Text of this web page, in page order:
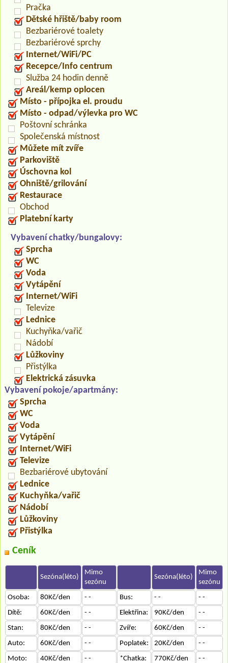
Pračka
Dětské hřiště/baby room
Bezbariérové toalety
Bezbariérové sprchy
Internet/WiFi/PC
Recepce/Info centrum
Služba 24 hodin denně
Areál/kemp oplocen
Místo - přípojka el. proudu
Místo - odpad/výlevka pro WC
Poštovní schránka
Společenská místnost
Můžete mít zvíře
Parkoviště
Úschovna kol
Ohniště/grilování
Restaurace
Obchod
Platební karty
Vybavení chatky/bungalovy:
Sprcha
WC
Voda
Vytápění
Internet/WiFi
Televize
Lednice
Kuchyňka/vařič
Nádobí
Lůžkoviny
Přistýlka
Elektrická zásuvka
Vybavení pokoje/apartmány:
Sprcha
WC
Voda
Vytápění
Internet/WiFi
Televize
Bezbariérové ubytování
Lednice
Kuchyňka/vařič
Nádobí
Lůžkoviny
Přistýlka
Ceník
Sezóna(léto)
Mimo
sezónu
Sezóna(léto)
Mimo
sezónu
Osoba:
80Kč/den - - Bus: - -
- -
Dítě:
60Kč/den - - Elektřina: 90Kč/den
- -
Stan:
80Kč/den - - Zvíře: 60Kč/den
- -
Auto:
60Kč/den - - Poplatek: 20Kč/den
- -
Moto:
40Kč/den - - *Chatka: 770Kč/den
- -